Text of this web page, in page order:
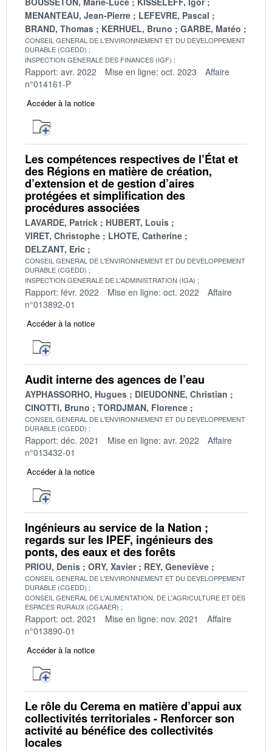
MENANTEAU, Jean-Pierre
LEFEVRE, Pascal
BRAND, Thomas
KERHUEL, Bruno GARBE, Matéo
CONSEIL GENERAL DE L'ENVIRONNEMENT ET DU DEVELOPPEMENT
DURABLE (CGEDD)
INSPECTION GENERALE DES FINANCES (IGF)
Rapport: avr. 2022 Mise en ligne: oct. 2023
Affaire
n°014161-P
Accéder à la notice
Les compétences respectives de l’État et
des Régions en matière de création,
d’extension et de gestion d’aires
protégées et simplification des
procédures associées
LAVARDE, Patrick
HUBERT, Louis
VIRET, Christophe
LHOTE, Catherine
DELZANT, Eric
CONSEIL GENERAL DE L'ENVIRONNEMENT ET DU DEVELOPPEMENT
DURABLE (CGEDD)
INSPECTION GENERALE DE L'ADMINISTRATION (IGA)
Rapport: févr. 2022 Mise en ligne: oct. 2022
Affaire
n°013892-01
Accéder à la notice
Audit interne des agences de l’eau
AYPHASSORHO, Hugues
DIEUDONNE, Christian
CINOTTI, Bruno
TORDJMAN, Florence
CONSEIL GENERAL DE L'ENVIRONNEMENT ET DU DEVELOPPEMENT
DURABLE (CGEDD)
Rapport: déc. 2021 Mise en ligne: avr. 2022
Affaire
n°013432-01
Accéder à la notice
Ingénieurs au service de la Nation ;
regards sur les IPEF, ingénieurs des
ponts, des eaux et des forêts
PRIOU, Denis ORY, Xavier REY, Geneviève
CONSEIL GENERAL DE L'ENVIRONNEMENT ET DU DEVELOPPEMENT
DURABLE (CGEDD)
CONSEIL GENERAL DE L'ALIMENTATION, DE L'AGRICULTURE ET DES
ESPACES RURAUX (CGAAER)
Rapport: oct. 2021 Mise en ligne: nov. 2021
Affaire
n°013890-01
Accéder à la notice
Le rôle du Cerema en matière d’appui aux
collectivités territoriales - Renforcer son
activité au bénéfice des collectivités
locales